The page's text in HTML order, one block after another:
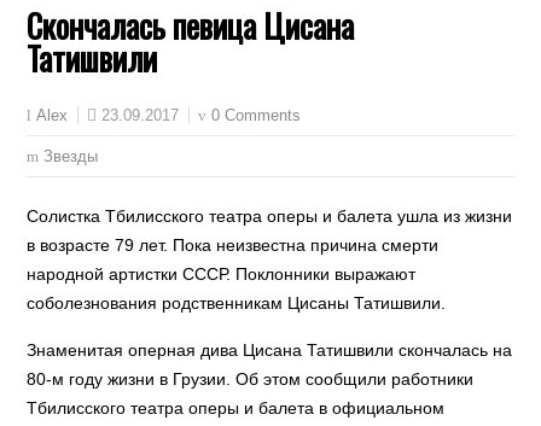
Скончалась певица Цисана
Татишвили
Alex 23.09.2017 0 Comments
Звезды
Солистка Тбилисского театра оперы и балета ушла из жизни
в возрасте 79 лет. Пока неизвестна причина смерти
народной артистки СССР. Поклонники выражают
соболезнования родственникам Цисаны Татишвили.
Знаменитая оперная дива Цисана Татишвили скончалась на
80-м году жизни в Грузии. Об этом сообщили работники
Тбилисского театра оперы и балета в официальном